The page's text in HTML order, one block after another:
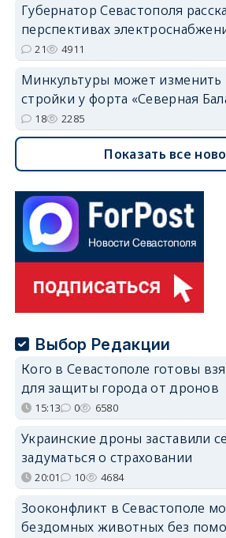
Губернатор Севастополя
перспективах
21 4911
Минкультуры может изменить
стройки у форта «Северная
18 2285
Показать все
Выбор Редакции
Кого в Севастополе готовы
для защиты города от дронов
15:13 0 6580
Украинские дроны заставили
задуматься о страховании
20:01 10 4684
Зооконфликт в Севастополе
бездомных животных без